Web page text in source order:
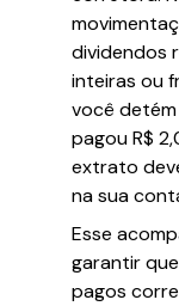
dividendos
inteiras ou
você
pagou R$
extrato
na sua
Esse
garantir
pagos